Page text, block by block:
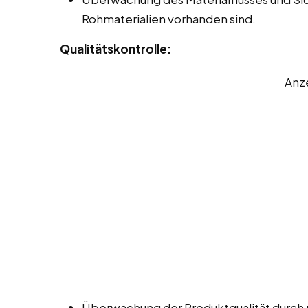
Rohmaterialien vorhanden sind.
Qualitätskontrolle: